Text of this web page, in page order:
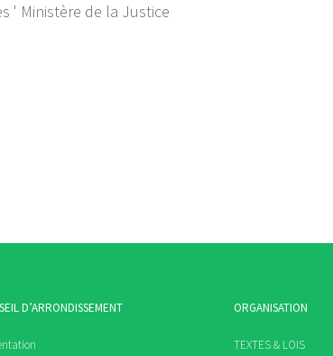
' Ministère de la Justice
D’ARRONDISSEMENT ORGANISATION
TEXTES & LOIS